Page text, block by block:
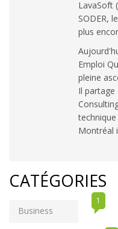
LavaSoft
SODER,
plus
Emploi
pleine
Il partage
Montréal
CATÉGORIES
Business
1